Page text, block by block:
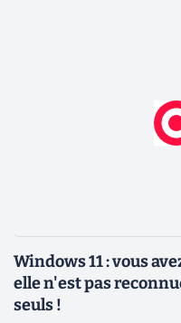
Windows 11 : vous
elle n'est pas
seuls !